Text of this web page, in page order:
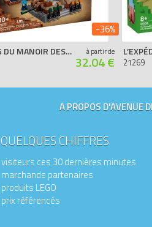
LE RING DU MANOIR DES BOIS à partir de
32.04 €
-36%
21269
A PROPOS D'AVENUE
QUELQUES CHIFFRES
visiteurs ces 30 dernières minutes
marchands partenaires
produits LEGO
prix référencés